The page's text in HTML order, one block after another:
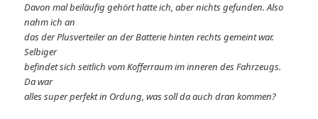
Davon mal beiläufig gehört hatte ich, aber nichts gefunden. Also
nahm ich an
das der Plusverteiler an der Batterie hinten rechts gemeint war.
Selbiger
befindet sich seitlich vom Kofferraum im inneren des Fahrzeugs.
Da war
alles super perfekt in Ordung, was soll da auch dran kommen?